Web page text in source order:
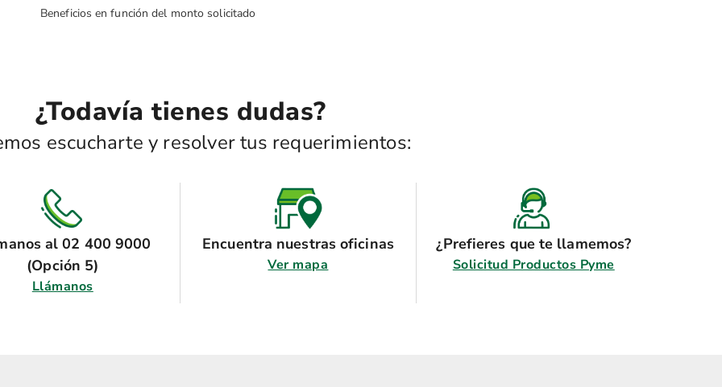
Beneficios en función del monto solicitado
¿Todavía tienes dudas?
escucharte y resolver tus requerimientos:
al 02 400 9000
(Opción 5)
Llámanos
Encuentra nuestras oficinas
Ver mapa
¿Prefieres que te llamemos?
Solicitud Productos Pyme